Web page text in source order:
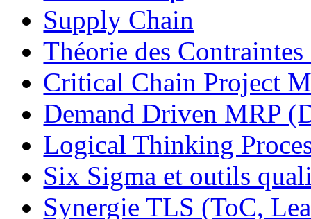
Supply Chain
Théorie des
Critical Chain Project
Demand Driven MRP
Logical Thinking
Six Sigma et outils
Synergie TLS (ToC,